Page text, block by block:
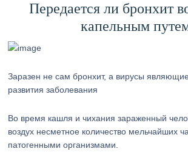
Передается ли бронхит
капельным
Заразен не сам бронхит, а вирусы
развития заболевания
Во время кашля и чихания зараженный
воздух несметное количество мельчайших
патогенными организмами.